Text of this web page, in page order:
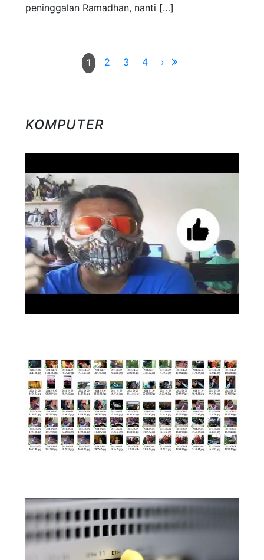
peninggalan Ramadhan, nanti […]
1 2 3 4 ›
KOMPUTER